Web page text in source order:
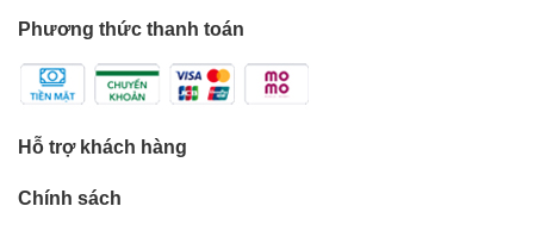
Phương thức thanh toán
Hỗ trợ khách hàng
Chính sách